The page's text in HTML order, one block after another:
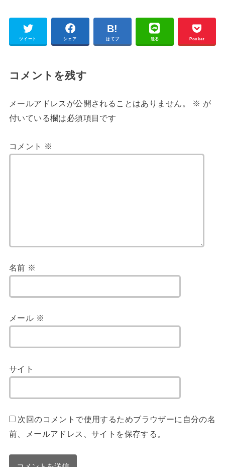
ツイート シェア はてブ 送る Pocket
コメントを残す
メールアドレスが公開されることはありません。 ※ が
付いている欄は必須項目です
コメント ※
名前 ※
メール ※
サイト
次回のコメントで使用するためブラウザーに自分の名
前、メールアドレス、サイトを保存する。